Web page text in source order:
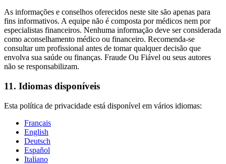
As informações e conselhos oferecidos neste site são apenas para
fins informativos. A equipe não é composta por médicos nem por
especialistas financeiros. Nenhuma informação deve ser considerada
como aconselhamento médico ou financeiro. Recomenda-se
consultar um profissional antes de tomar qualquer decisão que
envolva sua saúde ou finanças. Fraude Ou Fiável ou seus autores
não se responsabilizam.
11. Idiomas disponíveis
Esta política de privacidade está disponível em vários idiomas:
Français
English
Deutsch
Español
Italiano